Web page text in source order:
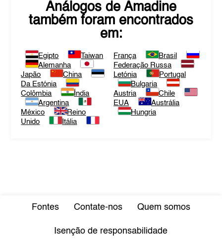
Análogos de Amadine
também foram encontrados
em:
Egipto
Taiwan
Alemanha
Japão
China
Da Estónia
Colômbia
Índia
Argentina
México
Reino
Unido
Itália
França
Brasil
Federação Russa
Letónia
Portugal
Bulgaria
Austria
Chile
EUA
Austrália
Hungria
Fontes Contate-nos Quem somos
Isenção de responsabilidade